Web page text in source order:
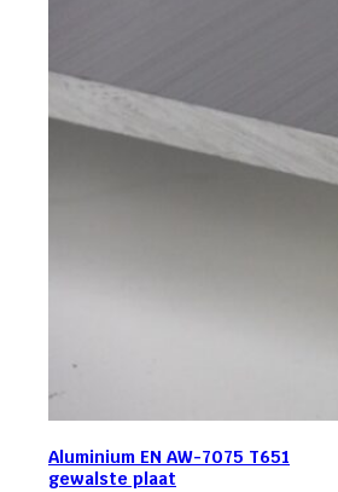
Aluminium EN AW-7075 T651
gewalste plaat